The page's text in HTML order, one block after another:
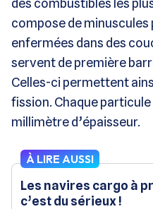
compose de minuscules
enfermées dans des
servent de première
Celles-ci permettent
fission. Chaque particule
millimètre d’épaisseur.
À LIRE AUSSI
Les navires cargo à
c’est du sérieux !